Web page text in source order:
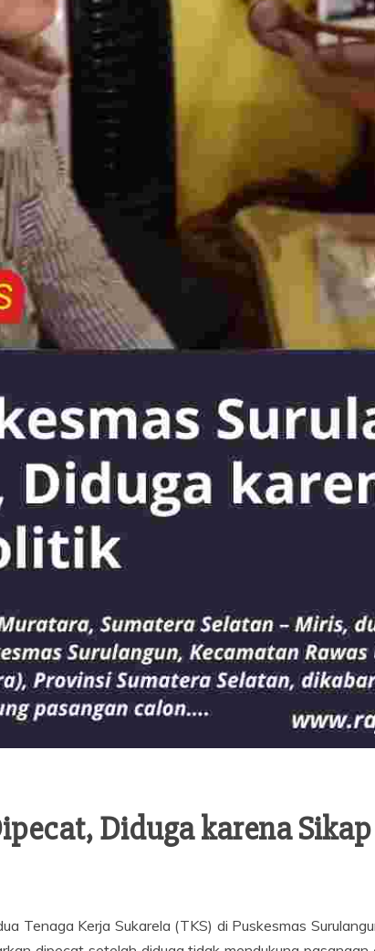
Diduga karena
Tenaga Kerja Sukarela (TKS) di Puskesmas